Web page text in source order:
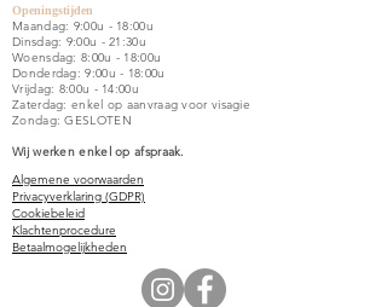
Openingstijden
Maandag: 9:00u - 18:00u
Dinsdag: 9:00u - 21:30u
Woensdag: 8:00u - 18:00u
Donderdag: 9:00u - 18:00u
Vrijdag: 8:00u - 14:00u
Zaterdag: enkel op aanvraag voor visagie
Zondag: GESLOTEN
Wij werken enkel op afspraak.
Algemene voorwaarden
Privacyverklaring (GDPR)
Cookiebeleid
Klachtenprocedure
Betaalmogelijkheden